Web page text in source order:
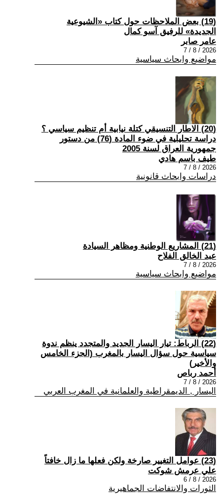
(19) بعض الملاحظات حول كتاب «الشيوعية
الجديدة» للرفيق آسو كمال
عامر صابر
2026 / 8 / 7
مواضيع وابحاث سياسية
(20) الاطار التنسيقي كتلة نيابية أم تنظيم سياسي ؟
دراسة تحليلية في ضوء المادة (76) من دستور
جمهورية العراق لسنة 2005
طيف باسم هادي
2026 / 8 / 7
دراسات وابحاث قانونية
(21) المشاريع الوطنية ومظاهر السيادة
عبد الخالق الفلاح
2026 / 8 / 7
مواضيع وابحاث سياسية
(22) الرباط: تيار اليسار الجديد والمتجدد ينظم ندوة
سياسية حول سؤال اليسار بالمغرب (الجزء الخامس
والأخير)
أحمد رباص
2026 / 8 / 7
اليسار , الديمقراطية والعلمانية في المغرب العربي
(23) عوامل التغيير صارخة ولكن فعلها ما زال خافتاً
علي عرمش شوكت
2026 / 8 / 6
الثورات والانتفاضات الجماهيرية